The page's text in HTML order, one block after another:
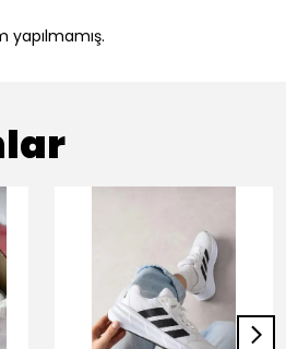
yapılmamış.